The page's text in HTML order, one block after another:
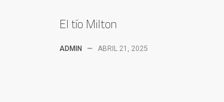
El tío Milton
ADMIN — ABRIL 21, 2025